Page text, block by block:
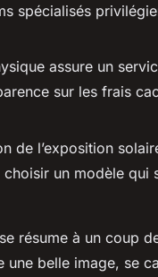
spécialisés
assure un
sur les frais
de l’exposition
un modèle qui
résume à un coup
belle image, se